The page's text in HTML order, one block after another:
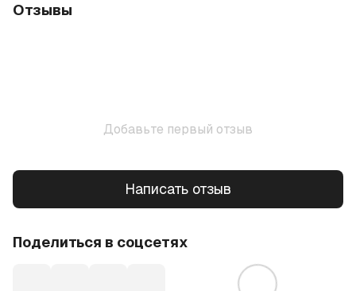
Отзывы
Добавьте первый отзыв
Написать отзыв
Поделиться в соцсетях